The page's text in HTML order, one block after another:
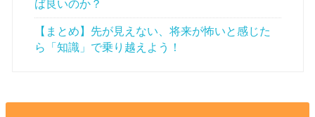
ば良いのか？
【まとめ】先が見えない、将来が怖いと感じた
ら「知識」で乗り越えよう！